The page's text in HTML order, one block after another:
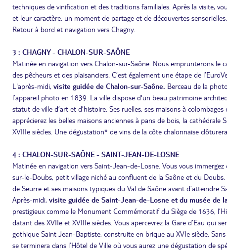
techniques de vinification et des traditions familiales. Après la visite,
et leur caractère, un moment de partage et de découvertes sensorielles.
Retour à bord et navigation vers Chagny.
3 : CHAGNY - CHALON-SUR-SAÔNE
Matinée en navigation vers Chalon-sur-Saône. Nous emprunterons le
des pêcheurs et des plaisanciers. C’est également une étape de
L'après-midi, visite guidée de Chalon-sur-Saône. Berceau de la
l’appareil photo en 1839. La ville dispose d'un beau patrimoine
statut de ville d’art et d’histoire. Ses ruelles, ses maisons à
apprécierez les belles maisons anciennes à pans de bois, la
XVIIIe siècles. Une dégustation* de vins de la côte chalonnaise
4 : CHALON-SUR-SAÔNE - SAINT-JEAN-DE-LOSNE
Matinée en navigation vers Saint-Jean-de-Losne. Vous vous
sur-le-Doubs, petit village niché au confluent de la Saône et du
de Seurre et ses maisons typiques du Val de Saône avant d’atteindre
Après-midi, visite guidée de Saint-Jean-de-Losne et du musée de
prestigieux comme le Monument Commémoratif du Siège de 1636,
datant des XVIIe et XVIIIe siècles. Vous apercevrez la Gare d’Eau qui
gothique Saint Jean-Baptiste, construite en brique au XVIe siècle.
se terminera dans l’Hôtel de Ville où vous aurez une dégustation de